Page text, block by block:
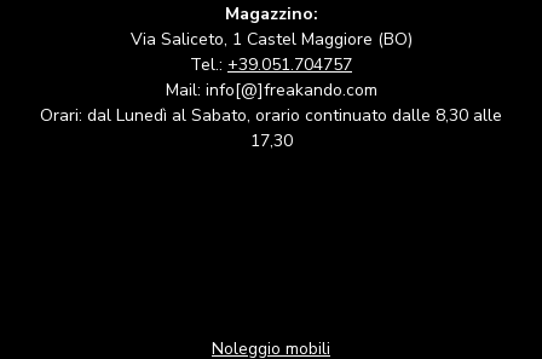
Magazzino:
Via Saliceto, 1 Castel Maggiore (BO)
Tel.: +39.051.704757
Mail: info[@]freakando.com
Orari: dal Lunedì al Sabato, orario continuato dalle 8,30 alle
17,30
Noleggio mobili